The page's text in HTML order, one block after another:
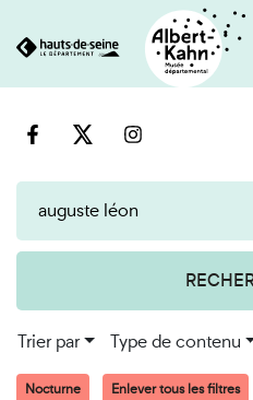
au
Trier par Type de contenu
Nocturne Enlever tous les filtres
Cookies et traceurs utilisés sur